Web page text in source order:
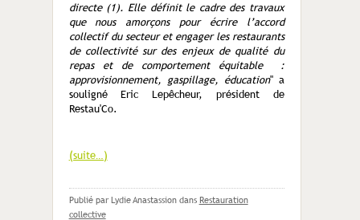
directe (1). Elle définit le cadre des travaux
que nous amorçons pour écrire l’accord
collectif du secteur et engager les restaurants
de collectivité sur des enjeux de qualité du
repas et de comportement équitable :
approvisionnement, gaspillage, éducation" a
souligné Eric Lepêcheur, président de
Restau'Co.
(suite…)
Publié par Lydie Anastassion dans Restauration
collective